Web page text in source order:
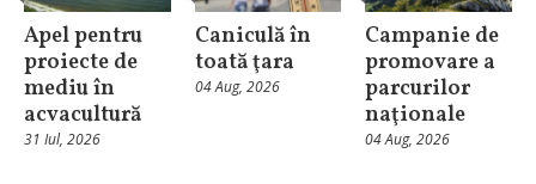
Apel pentru
proiecte de
mediu în
acvacultură
31 Iul, 2026
Caniculă în
toată ţara
04 Aug, 2026
Campanie de
promovare a
parcurilor
naţionale
04 Aug, 2026